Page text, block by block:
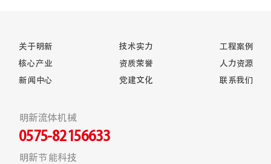
关于明新
核心产业
新闻中心
技术实力
资质荣誉
党建文化
工程案例
人力资源
联系我们
明新流体机械
0575-82156633
明新节能科技